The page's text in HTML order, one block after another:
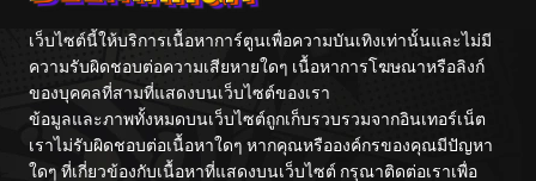
เว็บไซต์นี้ให้บริการเนื้อหาการ์ตูนเพื่อความบันเทิงเท่านั้นและไม่มี
ความรับผิดชอบต่อความเสียหายใดๆ เนื้อหาการโฆษณาหรือลิงก์
ของบุคคลที่สามที่แสดงบนเว็บไซต์ของเรา
ข้อมูลและภาพทั้งหมดบนเว็บไซต์ถูกเก็บรวบรวมจากอินเทอร์เน็ต
เราไม่รับผิดชอบต่อเนื้อหาใดๆ หากคุณหรือองค์กรของคุณมีปัญหา
ใดๆ ที่เกี่ยวข้องกับเนื้อหาที่แสดงบนเว็บไซต์ กรุณาติดต่อเราเพื่อ